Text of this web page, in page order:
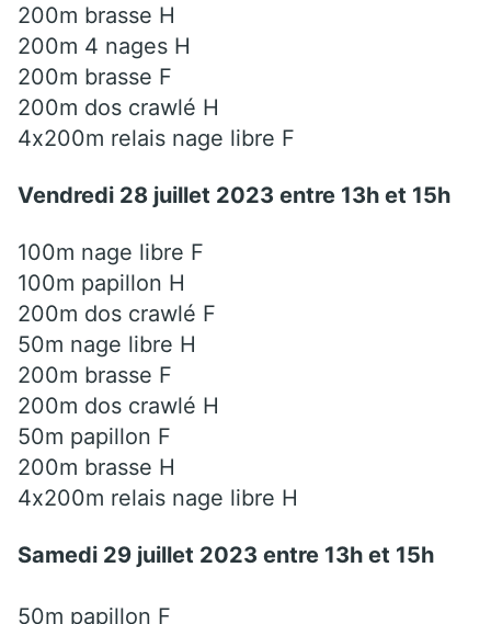
200m brasse H
200m 4 nages H
200m brasse F
200m dos crawlé H
4x200m relais nage libre F
Vendredi 28 juillet 2023 entre 13h et 15h
100m nage libre F
100m papillon H
200m dos crawlé F
50m nage libre H
200m brasse F
200m dos crawlé H
50m papillon F
200m brasse H
4x200m relais nage libre H
Samedi 29 juillet 2023 entre 13h et 15h
50m papillon F